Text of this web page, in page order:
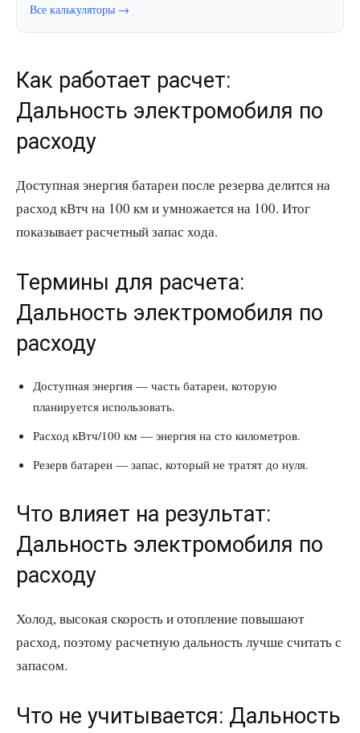
Все калькуляторы →
Как работает расчет:
Дальность электромобиля по
расходу
Доступная энергия батареи после резерва делится на
расход кВтч на 100 км и умножается на 100. Итог
показывает расчетный запас хода.
Термины для расчета:
Дальность электромобиля по
расходу
Доступная энергия — часть батареи, которую
планируется использовать.
Расход кВтч/100 км — энергия на сто километров.
Резерв батареи — запас, который не тратят до нуля.
Что влияет на результат:
Дальность электромобиля по
расходу
Холод, высокая скорость и отопление повышают
расход, поэтому расчетную дальность лучше считать с
запасом.
Что не учитывается: Дальность